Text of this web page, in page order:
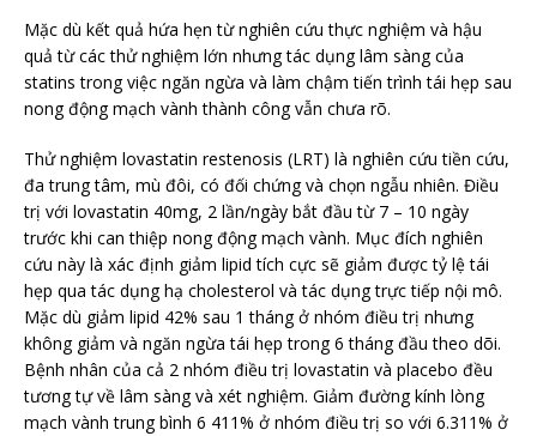
Mặc dù kết quả hứa hẹn từ nghiên cứu thực nghiệm và hậu
quả từ các thử nghiệm lớn nhưng tác dụng lâm sàng của
statins trong việc ngăn ngừa và làm chậm tiến trình tái hẹp sau
nong động mạch vành thành công vẫn chưa rõ.
Thử nghiệm lovastatin restenosis (LRT) là nghiên cứu tiền cứu,
đa trung tâm, mù đôi, có đối chứng và chọn ngẫu nhiên. Điều
trị với lovastatin 40mg, 2 lần/ngày bắt đầu từ 7 – 10 ngày
trước khi can thiệp nong động mạch vành. Mục đích nghiên
cứu này là xác định giảm lipid tích cực sẽ giảm được tỷ lệ tái
hẹp qua tác dụng hạ cholesterol và tác dụng trực tiếp nội mô.
Mặc dù giảm lipid 42% sau 1 tháng ở nhóm điều trị nhưng
không giảm và ngăn ngừa tái hẹp trong 6 tháng đầu theo dõi.
Bệnh nhân của cả 2 nhóm điều trị lovastatin và placebo đều
tương tự về lâm sàng và xét nghiệm. Giảm đường kính lòng
mạch vành trung bình 6 411% ở nhóm điều trị so với 6.311% ở